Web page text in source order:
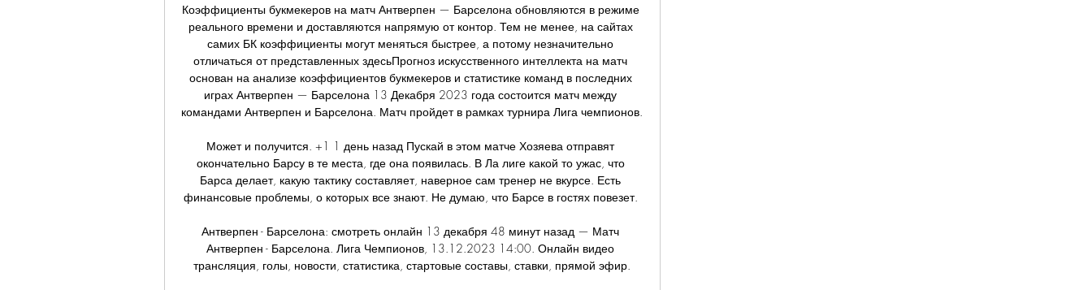
Коэффициенты букмекеров на матч Антверпен — Барселона обновляются в режиме
реального времени и доставляются напрямую от контор. Тем не менее, на сайтах
самих БК коэффициенты могут меняться быстрее, а потому незначительно
отличаться от представленных здесьПрогноз искусственного интеллекта на матч
основан на анализе коэффициентов букмекеров и статистике команд в последних
играх Антверпен — Барселона 13 Декабря 2023 года состоится матч между
командами Антверпен и Барселона. Матч пройдет в рамках турнира Лига чемпионов.
Может и получится. +1 1 день назад Пускай в этом матче Хозяева отправят
окончательно Барсу в те места, где она появилась. В Ла лиге какой то ужас, что
Барса делает, какую тактику составляет, наверное сам тренер не вкурсе. Есть
финансовые проблемы, о которых все знают. Не думаю, что Барсе в гостях повезет.
Антверпен - Барселона: смотреть онлайн 13 декабря 48 минут назад — Матч
Антверпен - Барселона. Лига Чемпионов, 13.12.2023 14:00. Онлайн видео
трансляция, голы, новости, статистика, стартовые составы, ставки, прямой эфир.